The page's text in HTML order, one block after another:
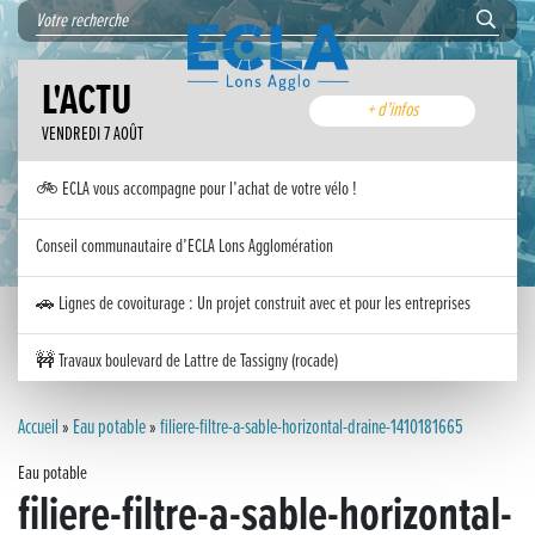
L'ACTU
VENDREDI 7 AOÛT
+ d'infos
🚲 ECLA vous accompagne pour l’achat de votre vélo !
Conseil communautaire d’ECLA Lons Agglomération
🚗 Lignes de covoiturage : Un projet construit avec et pour les entreprises
🚧 Travaux boulevard de Lattre de Tassigny (rocade)
Inauguration nouvelle station d’épuration (STEP) de Trenal
Festival des solutions écologiques 2026
Accueil» Eau potable»filiere-filtre-a-sable-horizontal-draine-1410181665
Eau potable
filiere-filtre-a-sable-horizontal-